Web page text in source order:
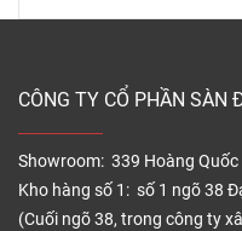
CÔNG TY CỔ PHẦN SÀN
Showroom: 339 Hoàng Quốc
Kho hàng số 1: số 1 ngõ 38
(Cuối ngõ 38, trong công ty